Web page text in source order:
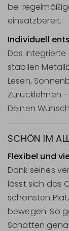
bei
einsatzbereit.
Individuell
Das integrierte
stabilen
Lesen,
Zurücklehnen
Deinen
SCHÖN IM
Flexibel und
Dank seines
lässt sich das
schönsten
bewegen. So
Schatten